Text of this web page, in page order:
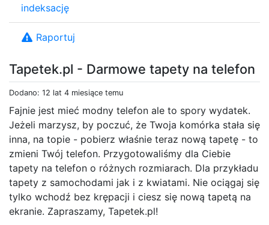
Tapetek.pl - Darmowe tapety na telefon
Dodano: 12 lat 4 miesiące temu
Fajnie jest mieć modny telefon ale to spory wydatek.
Jeżeli marzysz, by poczuć, że Twoja komórka stała się
inna, na topie - pobierz właśnie teraz nową tapetę - to
zmieni Twój telefon. Przygotowaliśmy dla Ciebie
tapety na telefon o różnych rozmiarach. Dla przykładu
tapety z samochodami jak i z kwiatami. Nie ociągaj się
tylko wchodź bez krępacji i ciesz się nową tapetą na
ekranie. Zapraszamy, Tapetek.pl!
indeksację
Raportuj